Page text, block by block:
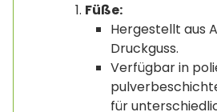
Füße:
Hergestellt aus
Druckguss.
Verfügbar in
für